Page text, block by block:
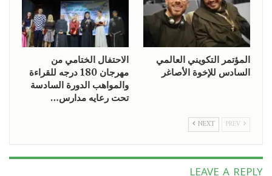
المؤتمر التكويني العالمي
السادس للإخوة الأصاغر
الاحتفال الختامي من
مهرجان 180 درجه للقراءة
والمواهب الدورة السادسة
تحت رعايه مدارس…
NEXT
LEAVE A REPLY